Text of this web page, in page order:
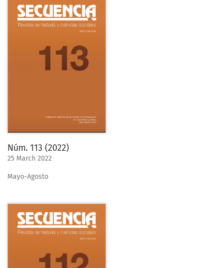
Núm. 113 (2022)
25 March 2022
Mayo-Agosto